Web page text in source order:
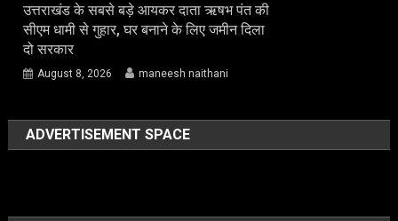
उत्तराखंड के सबसे बड़े आयकर दाता ऋषभ पंत की
सीएम धामी से गुहार, घर बनाने के लिए जमीन दिला
दो सरकार
August 8, 2026 maneesh naithani
ADVERTISEMENT SPACE